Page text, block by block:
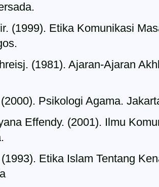
(1999). Etika Komunikasi
(1981). Ajaran-Ajaran
Psikologi Agama.
Effendy. (2001). Ilmu
Etika Islam Tentang